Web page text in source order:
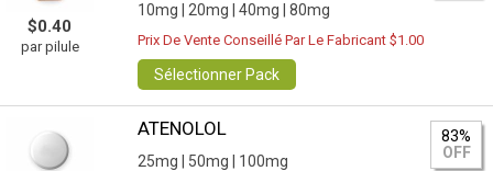
$0.40
par pilule
10mg | 20mg | 40mg | 80mg
Prix De Vente Conseillé Par Le Fabricant $1.00
Sélectionner Pack
ATENOLOL
25mg | 50mg | 100mg
83%
OFF